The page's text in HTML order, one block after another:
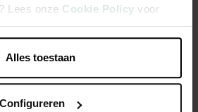
Lees onze Cookie Policy voor
Alles toestaan
Configureren
gebroken erwten